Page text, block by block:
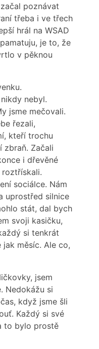
poznávat
třeba i ve třech
hrál na WSAD
je to, že
v pěknou
nebyl.
jsme mečovali.
řezali,
kteří trochu
zbraň. Začali
i dřevěné
sociálce. Nám
uprostřed silnice
stát, dal bych
svoji kasičku,
si tenkrát
měsíc. Ale co,
jsem
Nedokážu si
když jsme šli
Každý si své
to bylo prostě